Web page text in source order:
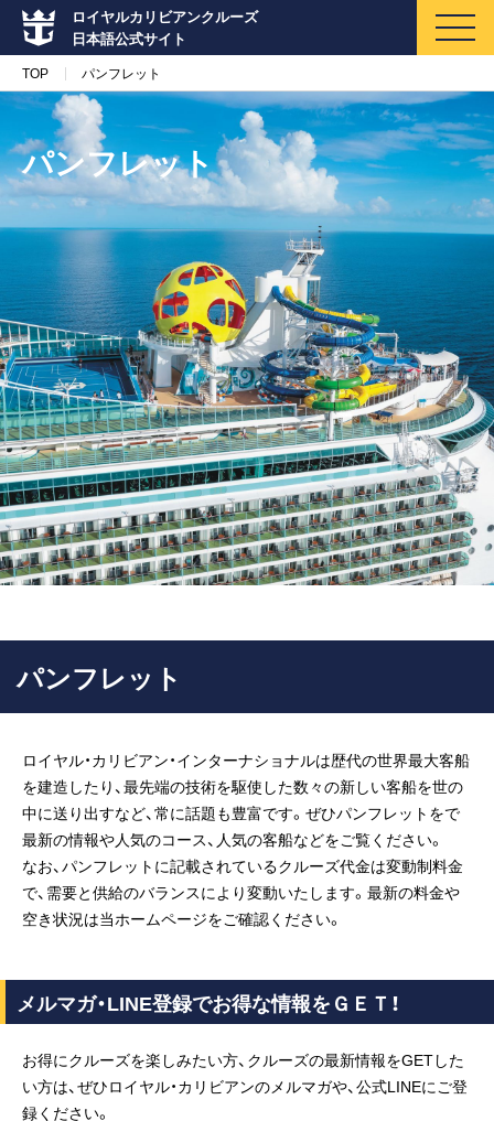
ロイヤルカリビアンクルーズ
日本語公式サイト
マイページ メルマガ登録
クルーズ検索
キャンペーン・特集
クルーズの楽しみ方
船内へようこそ
客船のご案内
寄港地ガイド
ご予約後の流れ お問い合わせ
よくあるご質問
ロイヤルカリビアンが選ば
れる理由
TOP パンフレット
パンフレット
パンフレット
ロイヤル・カリビアン・インターナショナルは歴代の世界最大客船
を建造したり、最先端の技術を駆使した数々の新しい客船を世の
中に送り出すなど、常に話題も豊富です。ぜひパンフレットをで
最新の情報や人気のコース、人気の客船などをご覧ください。
なお、パンフレットに記載されているクルーズ代金は変動制料金
で、需要と供給のバランスにより変動いたします。最新の料金や
空き状況は当ホームページをご確認ください。
メルマガ・LINE登録でお得な情報をＧＥＴ！
お得にクルーズを楽しみたい方、クルーズの最新情報をGETした
い方は、ぜひロイヤル・カリビアンのメルマガや、公式LINEにご登
録ください。